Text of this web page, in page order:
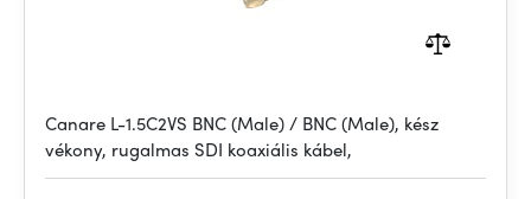
Canare L-1.5C2VS BNC (Male) / BNC (Male), kész
vékony, rugalmas SDI koaxiális kábel,